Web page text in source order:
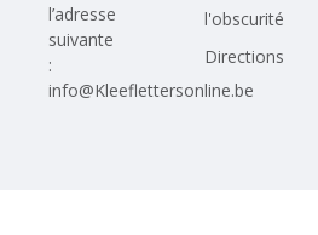
l’adresse
suivante
:
info@Kleeflettersonline.be
l'obscurité
Directions